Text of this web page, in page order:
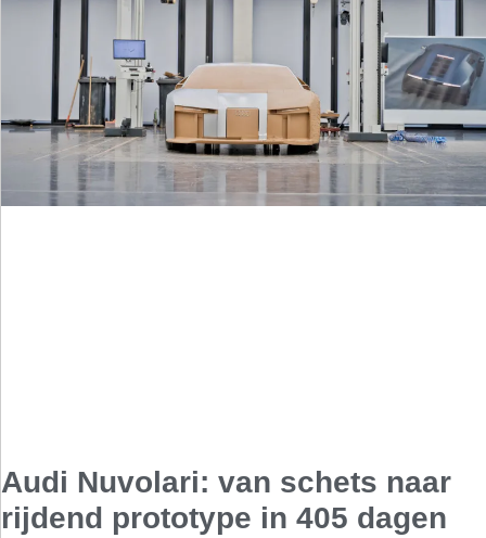
Audi Nuvolari: van schets naar
rijdend prototype in 405 dagen